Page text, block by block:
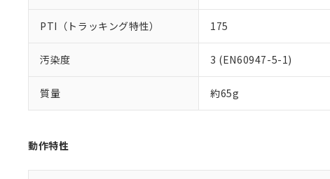
PTI（トラッキング特性） 175
汚染度 3 (EN60947-5-1)
質量 約65g
動作特性